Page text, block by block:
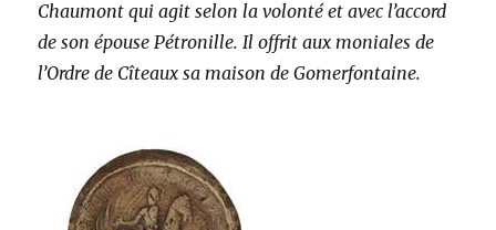
Chaumont qui agit selon la volonté et avec l’accord
de son épouse Pétronille. Il offrit aux moniales de
l’Ordre de Cîteaux sa maison de Gomerfontaine.